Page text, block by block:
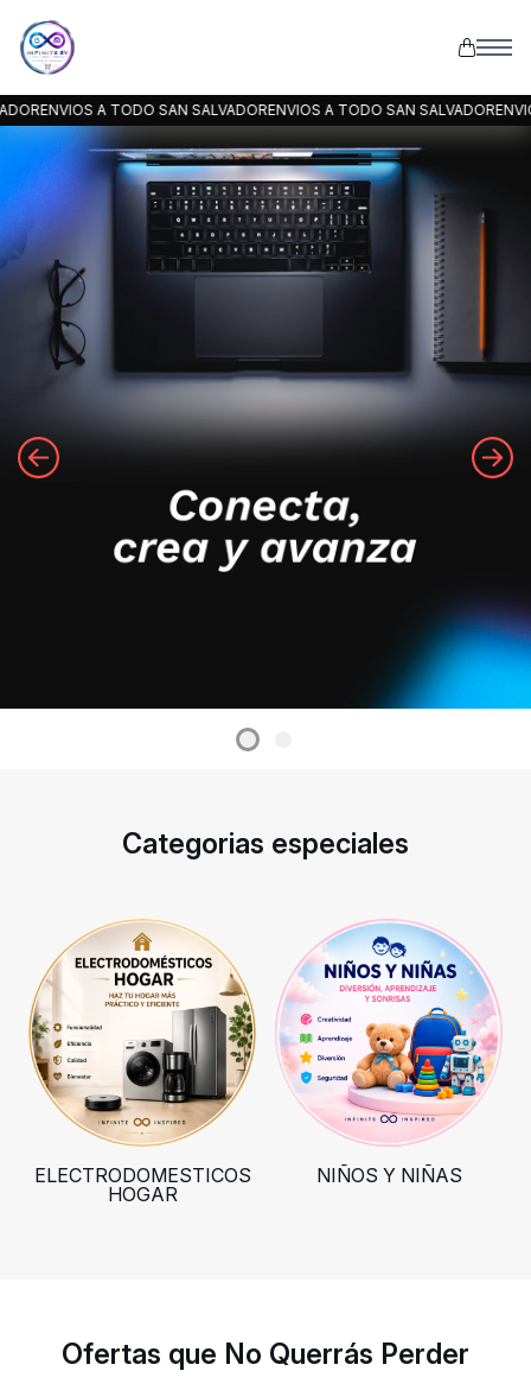
A TODO SAN SALVADORENVIOS A TODO SAN SALVADORENVIOS A
Categorias especiales
ELECTRODOMESTICOS
HOGAR
NIÑOS Y NIÑAS
Ofertas que No Querrás Perder